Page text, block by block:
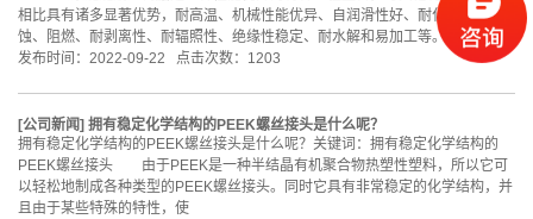
相比具有诸多显著优势，耐高温、机械性能优异、自润滑性好、耐化学品腐
蚀、阻燃、耐剥离性、耐辐照性、绝缘性稳定、耐水解和易加工等。&
发布时间：2022-09-22 点击次数：1203
[公司新闻] 拥有稳定化学结构的PEEK螺丝接头是什么呢？
拥有稳定化学结构的PEEK螺丝接头是什么呢？关键词：拥有稳定化学结构的
PEEK螺丝接头 由于PEEK是一种半结晶有机聚合物热塑性塑料，所以它可
以轻松地制成各种类型的PEEK螺丝接头。同时它具有非常稳定的化学结构，并
且由于某些特殊的特性，使